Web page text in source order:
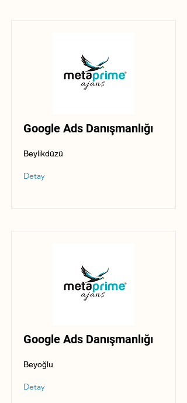
Google Ads Danışmanlığı
Beylikdüzü
Detay
Google Ads Danışmanlığı
Beyoğlu
Detay